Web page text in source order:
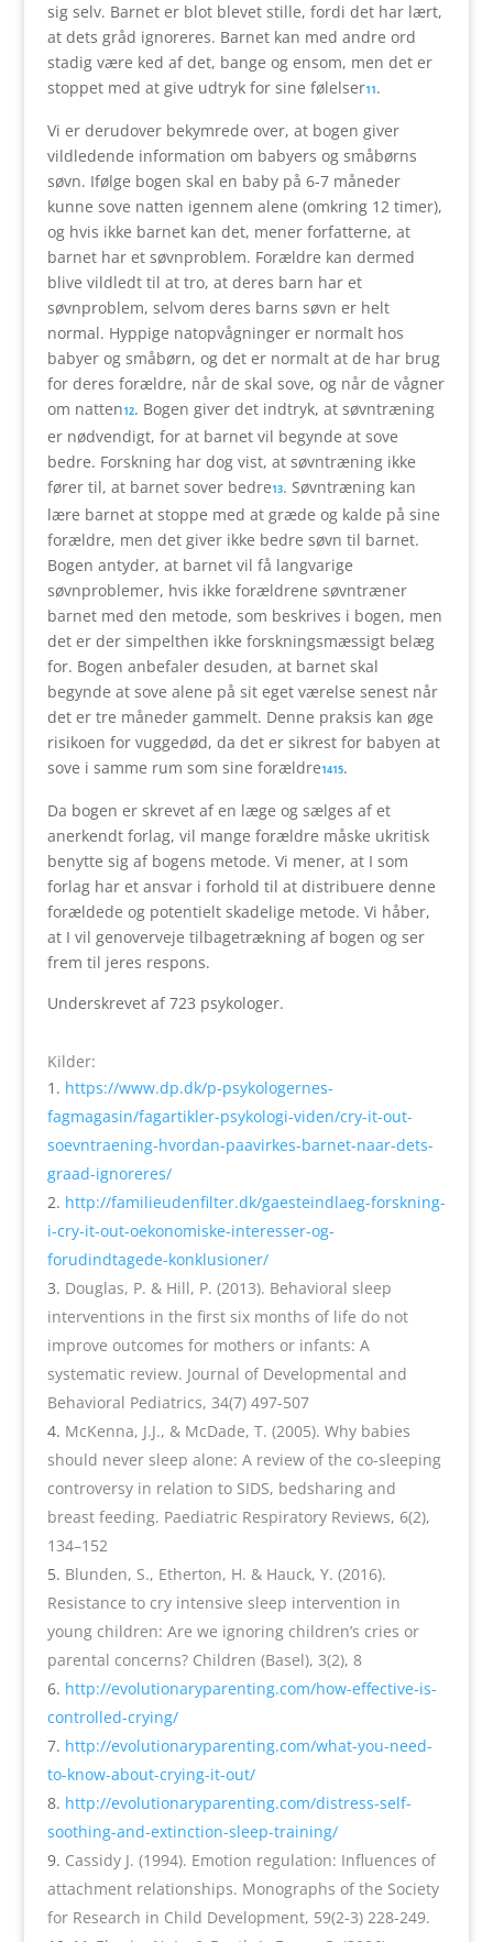
sig selv. Barnet er blot blevet stille, fordi det har lært,
at dets gråd ignoreres. Barnet kan med andre ord
stadig være ked af det, bange og ensom, men det er
stoppet med at give udtryk for sine følelser11.
Vi er derudover bekymrede over, at bogen giver
vildledende information om babyers og småbørns
søvn. Ifølge bogen skal en baby på 6-7 måneder
kunne sove natten igennem alene (omkring 12 timer),
og hvis ikke barnet kan det, mener forfatterne, at
barnet har et søvnproblem. Forældre kan dermed
blive vildledt til at tro, at deres barn har et
søvnproblem, selvom deres barns søvn er helt
normal. Hyppige natopvågninger er normalt hos
babyer og småbørn, og det er normalt at de har brug
for deres forældre, når de skal sove, og når de vågner
om natten12. Bogen giver det indtryk, at søvntræning
er nødvendigt, for at barnet vil begynde at sove
bedre. Forskning har dog vist, at søvntræning ikke
fører til, at barnet sover bedre13. Søvntræning kan
lære barnet at stoppe med at græde og kalde på sine
forældre, men det giver ikke bedre søvn til barnet.
Bogen antyder, at barnet vil få langvarige
søvnproblemer, hvis ikke forældrene søvntræner
barnet med den metode, som beskrives i bogen, men
det er der simpelthen ikke forskningsmæssigt belæg
for. Bogen anbefaler desuden, at barnet skal
begynde at sove alene på sit eget værelse senest når
det er tre måneder gammelt. Denne praksis kan øge
risikoen for vuggedød, da det er sikrest for babyen at
sove i samme rum som sine forældre1415.
Da bogen er skrevet af en læge og sælges af et
anerkendt forlag, vil mange forældre måske ukritisk
benytte sig af bogens metode. Vi mener, at I som
forlag har et ansvar i forhold til at distribuere denne
forældede og potentielt skadelige metode. Vi håber,
at I vil genoverveje tilbagetrækning af bogen og ser
frem til jeres respons.
Underskrevet af 723 psykologer.
Kilder:
https://www.dp.dk/p-psykologernes-
fagmagasin/fagartikler-psykologi-viden/cry-it-out-
soevntraening-hvordan-paavirkes-barnet-naar-dets-
graad-ignoreres/
http://familieudenfilter.dk/gaesteindlaeg-forskning-
i-cry-it-out-oekonomiske-interesser-og-
forudindtagede-konklusioner/
Douglas, P. & Hill, P. (2013). Behavioral sleep
interventions in the first six months of life do not
improve outcomes for mothers or infants: A
systematic review. Journal of Developmental and
Behavioral Pediatrics, 34(7) 497-507
McKenna, J.J., & McDade, T. (2005). Why babies
should never sleep alone: A review of the co-sleeping
controversy in relation to SIDS, bedsharing and
breast feeding. Paediatric Respiratory Reviews, 6(2),
134–152
Blunden, S., Etherton, H. & Hauck, Y. (2016).
Resistance to cry intensive sleep intervention in
young children: Are we ignoring children’s cries or
parental concerns? Children (Basel), 3(2), 8
http://evolutionaryparenting.com/how-effective-is-
controlled-crying/
http://evolutionaryparenting.com/what-you-need-
to-know-about-crying-it-out/
http://evolutionaryparenting.com/distress-self-
soothing-and-extinction-sleep-training/
Cassidy J. (1994). Emotion regulation: Influences of
attachment relationships. Monographs of the Society
for Research in Child Development, 59(2-3) 228-249.